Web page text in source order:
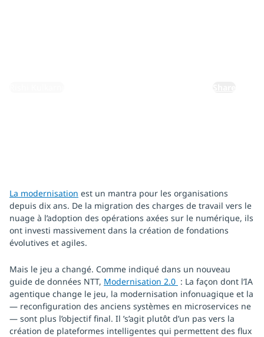
La modernisation est un mantra pour les organisations
depuis dix ans. De la migration des charges de travail vers le
nuage à l’adoption des opérations axées sur le numérique, ils
ont investi massivement dans la création de fondations
évolutives et agiles.
Mais le jeu a changé. Comme indiqué dans un nouveau
guide de données NTT, Modernisation 2.0 : La façon dont l’IA
agentique change le jeu, la modernisation infonuagique et la
— reconfiguration des anciens systèmes en microservices ne
— sont plus l’objectif final. Il ’s’agit plutôt d’un pas vers la
création de plateformes intelligentes qui permettent des flux